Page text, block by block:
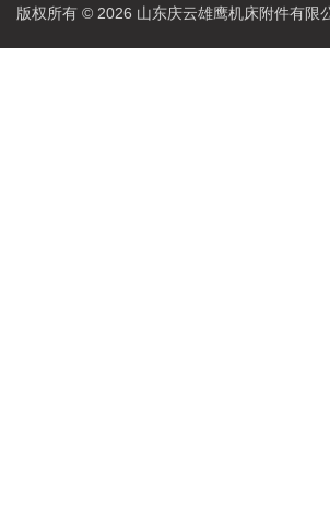
版权所有 © 2026 山东庆云雄鹰机床附件有